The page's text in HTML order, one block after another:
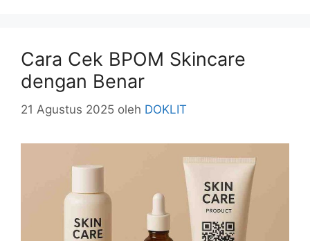
Cara Cek BPOM Skincare
dengan Benar
21 Agustus 2025 oleh DOKLIT